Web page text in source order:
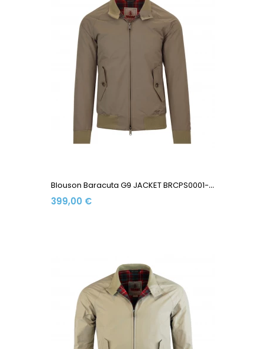
B
Louson Baracuta G9 JACKET BRCPS0001-BCNY1-710 Made In...
399,00 €